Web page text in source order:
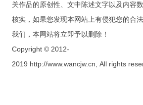
关作品的原创性、文中陈述文字以及内容
核实，如果您发现本网站上有侵犯您的合
我们，本网站将立即予以删除！
Copyright © 2012-
2019 http://www.wancjw.cn, All rights